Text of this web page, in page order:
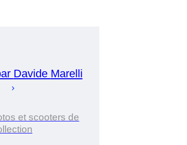
Davide Marelli
et scooters de